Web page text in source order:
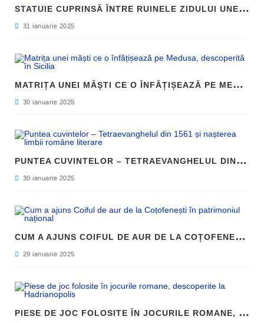
S
TATUIE CUPRINSĂ ÎNTRE RUINELE ZIDULUI UNEI CLĂDIRI, DESCOPERITĂ LA FILIPI
31 ianuarie 2025
M
ATRIȚA UNEI MĂȘTI CE O ÎNFĂȚIȘEAZĂ PE MEDUSA, DESCOPERITĂ ÎN SICILIA
30 ianuarie 2025
P
UNTEA CUVINTELOR – TETRAEVANGHELUL DIN 1561 ȘI NAȘTEREA LIMBII ROMÂNE LITERARE
30 ianuarie 2025
C
UM A AJUNS COIFUL DE AUR DE LA COȚOFENEȘTI ÎN PATRIMONIUL NAȚIONAL
29 ianuarie 2025
P
IESE DE JOC FOLOSITE ÎN JOCURILE ROMANE, DESCOPERITE LA HADRIANOPOLIS